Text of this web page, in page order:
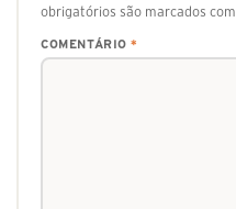
obrigatórios são marcados com
COMENTÁRIO *